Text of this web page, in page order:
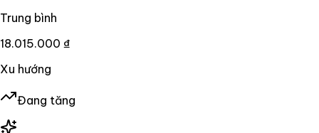
Trung bình
18.015.000 ₫
Xu hướng
Đang tăng